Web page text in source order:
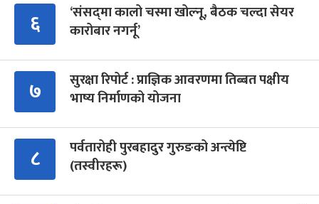
६
‘संसद्‍मा कालो चस्मा खोल्नू, बैठक चल्दा सेयर
कारोबार नगर्नू’
७
सुरक्षा रिपोर्ट : प्राज्ञिक आवरणमा तिब्बत पक्षीय
भाष्य निर्माणको योजना
८
पर्वतारोही पुरबहादुर गुरुङको अन्त्येष्टि
(तस्वीरहरू)